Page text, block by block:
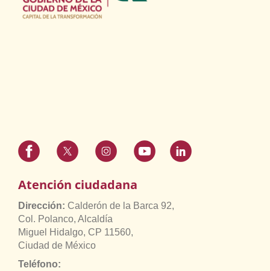
Atención ciudadana
Dirección: Calderón de la Barca 92,
Col. Polanco, Alcaldía
Miguel Hidalgo, CP 11560,
Ciudad de México
Teléfono: